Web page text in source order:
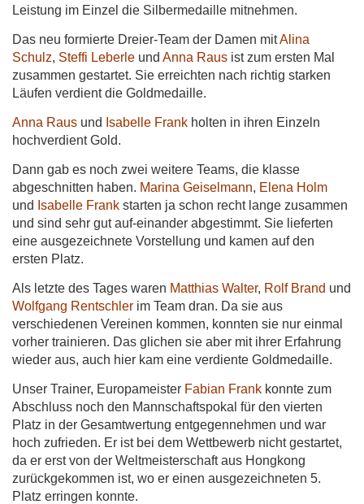
Leistung im Einzel die Silbermedaille mitnehmen.
Das neu formierte Dreier-Team der Damen mitAlina
Schulz, Steffi Leberle und Anna Raus ist zum ersten Mal
zusammen gestartet. Sie erreichten nach richtig starken
Läufen verdient die Goldmedaille.
Anna Raus und Isabelle Frank holten in ihren Einzeln
hochverdient Gold.
Dann gab es noch zwei weitere Teams, die klasse
abgeschnitten haben. Marina Geiselmann, Elena Holm
und Isabelle Frank starten ja schon recht lange zusammen
und sind sehr gut auf-einander abgestimmt. Sie lieferten
eine ausgezeichnete Vorstellung und kamen auf den
ersten Platz.
Als letzte des Tages waren Matthias Walter, Rolf Brand und
Wolfgang Rentschler im Team dran. Da sie aus
verschiedenen Vereinen kommen, konnten sie nur einmal
vorher trainieren. Das glichen sie aber mit ihrer Erfahrung
wieder aus, auch hier kam eine verdiente Goldmedaille.
Unser Trainer, Europameister Fabian Frank konnte zum
Abschluss noch den Mannschaftspokal für den vierten
Platz in der Gesamtwertung entgegennehmen und war
hoch zufrieden. Er ist bei dem Wettbewerb nicht gestartet,
da er erst von der Weltmeisterschaft aus Hongkong
zurückgekommen ist, wo er einen ausgezeichneten 5.
Platz erringen konnte.